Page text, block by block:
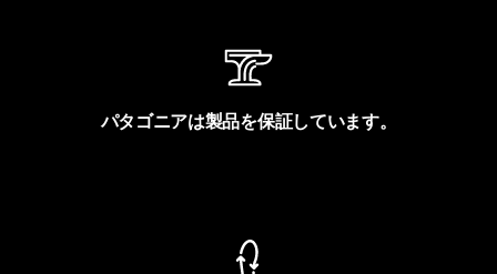
パタゴニアは製品を保証しています。